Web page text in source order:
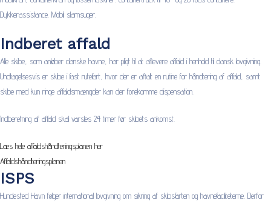
Dykkerassistance. Mobil slamsuger.
Indberet affald
Alle skibe, som anløber danske havne, har pligt til at aflevere affald i henhold til dansk lovgivning.
Undtagelsesvis er skibe i fast rutefart, hvor der er aftalt en rutine for håndtering af affald, samt
skibe med kun ringe affaldsmængder kan der forekomme dispensation.
Indberetning af affald skal varsles 24 timer før skibets ankomst.
Læs hele affaldshåndteringsplanen her
Affaldshåndteringsplanen
ISPS
Hundested Havn følger international lovgivning om sikring af skibsfarten og havnefaciliteterne. Derfor